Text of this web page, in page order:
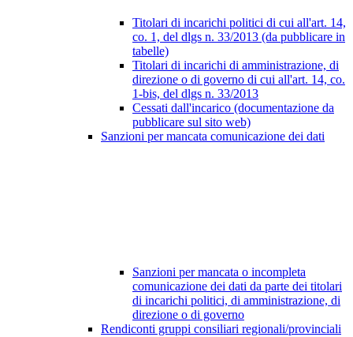
Titolari di incarichi politici di cui all'art. 14,
co. 1, del dlgs n. 33/2013 (da pubblicare in
tabelle)
Titolari di incarichi di amministrazione, di
direzione o di governo di cui all'art. 14, co.
1-bis, del dlgs n. 33/2013
Cessati dall'incarico (documentazione da
pubblicare sul sito web)
Sanzioni per mancata comunicazione dei dati
Sanzioni per mancata o incompleta
comunicazione dei dati da parte dei titolari
di incarichi politici, di amministrazione, di
direzione o di governo
Rendiconti gruppi consiliari regionali/provinciali